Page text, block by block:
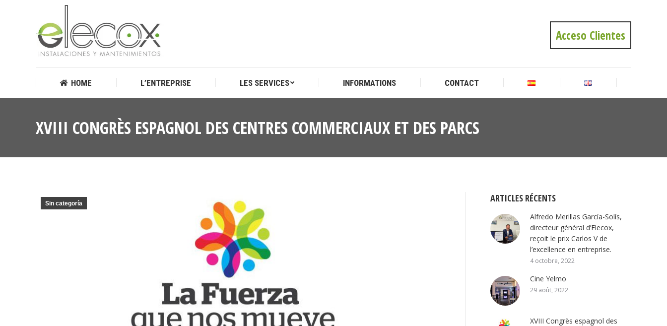
Acceso Clientes
HOME L’ENTREPRISE LES SERVICES INFORMATIONS CONTACT
XVIII CONGRÈS ESPAGNOL DES CENTRES COMMERCIAUX ET DES PARCS
:
Sin categoría ARTICLES RÉCENTS
Alfredo Merillas García-Solís,
directeur général d’Elecox,
reçoit le prix Carlos V de
l’excellence en entreprise.
4 octobre, 2022
Cine Yelmo
29 août, 2022
XVIII Congrès espagnol des